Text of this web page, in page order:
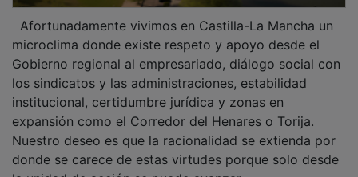
microclima donde existe respeto y apoyo desde el
Gobierno regional al empresariado, diálogo social con
los sindicatos y las administraciones, estabilidad
institucional, certidumbre jurídica y zonas en
expansión como el Corredor del Henares o Torija.
Nuestro deseo es que la racionalidad se extienda por
donde se carece de estas virtudes porque solo desde
la unidad de acción se puede avanzar.